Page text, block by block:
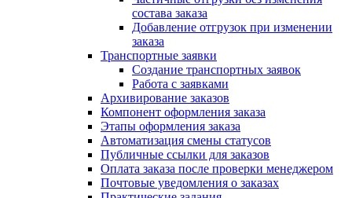
состава заказа
Добавление отгрузок при изменении
заказа
Транспортные заявки
Создание транспортных заявок
Работа с заявками
Архивирование заказов
Компонент оформления заказа
Этапы оформления заказа
Автоматизация смены статусов
Публичные ссылки для заказов
Оплата заказа после проверки менеджером
Почтовые уведомления о заказах